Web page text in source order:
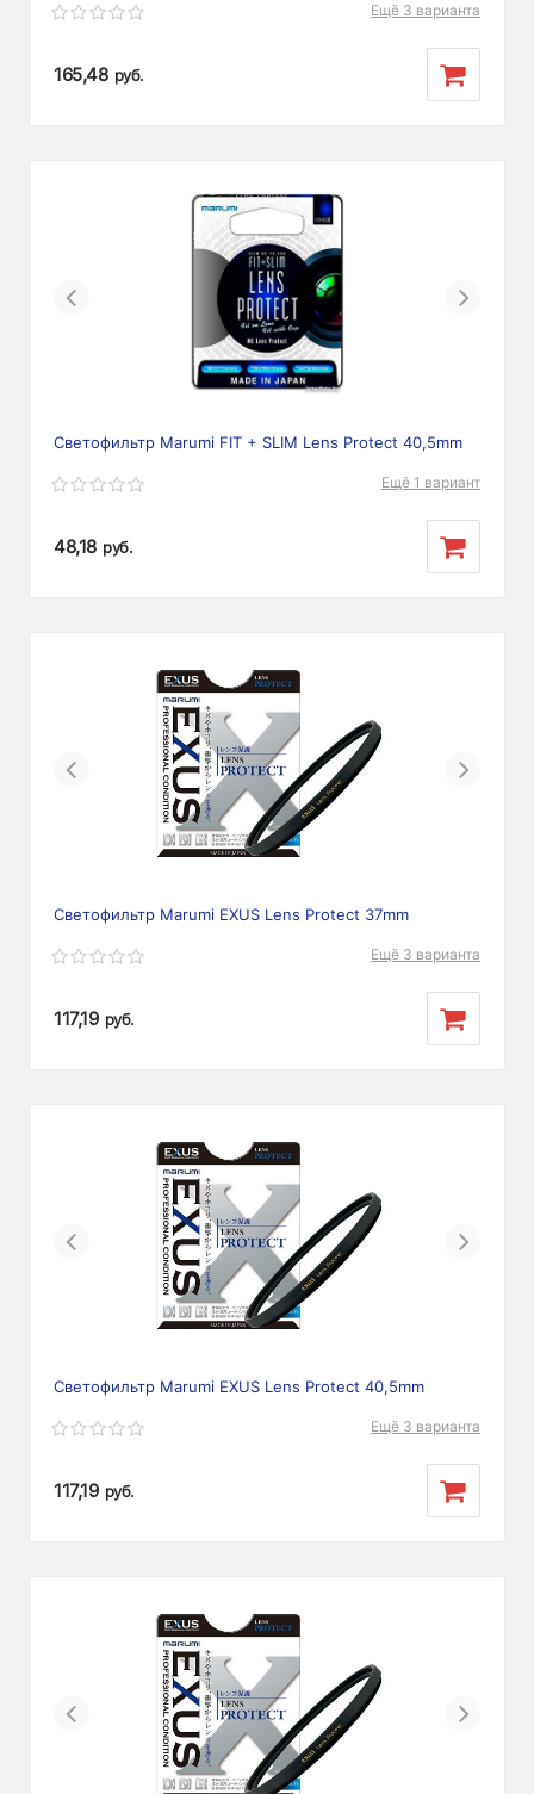
Ещё 3 варианта
165,48 руб.
Previous Next
Светофильтр Marumi FIT + SLIM Lens Protect 40,5mm
Ещё 1 вариант
48,18 руб.
Previous Next
Светофильтр Marumi EXUS Lens Protect 37mm
Ещё 3 варианта
117,19 руб.
Previous Next
Светофильтр Marumi EXUS Lens Protect 40,5mm
Ещё 3 варианта
117,19 руб.
Previous Next